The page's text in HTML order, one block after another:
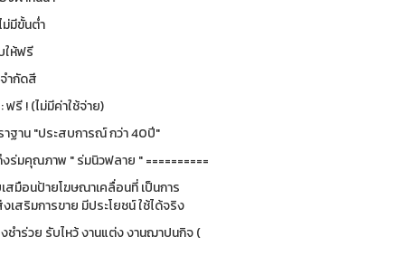
มีขั้นต่ำ
ห้ฟรี
ำกัดสี
รี ! (ไม่มีค่าใช้จ่าย)
ฐาน "ประสบการณ์ กว่า 40ปี"
งร่มคุณภาพ " ร่มนิวฟลาย " ==========
สมือนป้ายโฆษณาเคลื่อนที่ เป็นการ
เสริมการขาย มีประโยชน์ ใช้ได้จริง
ชำร่วย รับไหว้ งานแต่ง งานฌาปนกิจ (